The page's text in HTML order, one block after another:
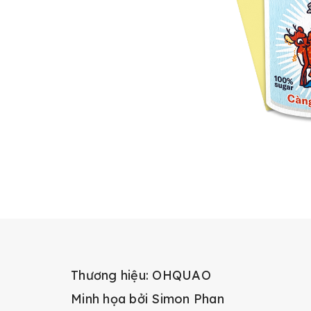
Thương hiệu: OHQUAO
Minh họa bởi Simon Phan